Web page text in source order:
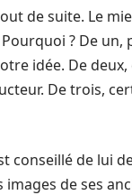
de suite. Le
? De un,
idée. De deux,
De trois,
de lui
de ses